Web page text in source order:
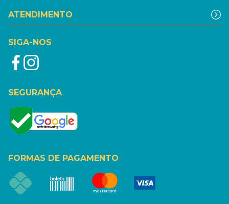
ATENDIMENTO
SIGA-NOS
SEGURANÇA
FORMAS DE PAGAMENTO